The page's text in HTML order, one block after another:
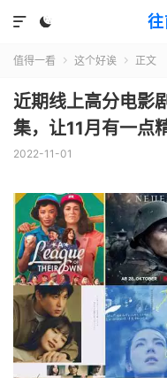


值得一看  这个好诶  正文
近期线上高分电影
集，让11月有一点
2022-11-01